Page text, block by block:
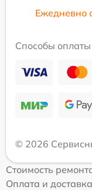
Ежедневно
Способы оплаты
© 2026
Стоимость
Оплата и доставка